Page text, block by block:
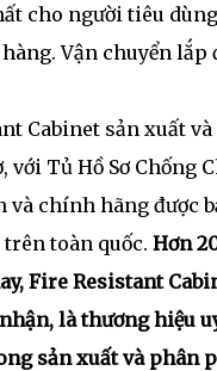
cho người tiêu
Vận chuyển lắp
Cabinet sản xuất và
với Tủ Hồ Sơ Chống
và chính hãng được
toàn quốc. Hơn
Fire Resistant
là thương hiệu
sản xuất và phân